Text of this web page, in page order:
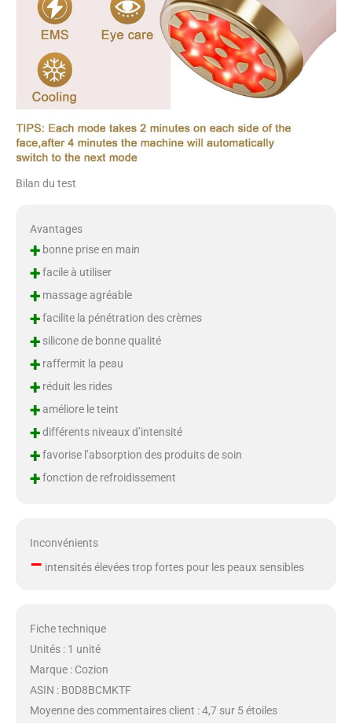
Bilan du test
Avantages
+bonne prise en main
+facile à utiliser
+massage agréable
+facilite la pénétration des crèmes
+silicone de bonne qualité
+raffermit la peau
+réduit les rides
+améliore le teint
+différents niveaux d’intensité
+favorise l’absorption des produits de soin
+fonction de refroidissement
Inconvénients
– intensités élevées trop fortes pour les peaux sensibles
Fiche technique
Unités : 1 unité
Marque : Cozion
ASIN : B0D8BCMKTF
Moyenne des commentaires client : 4,7 sur 5 étoiles